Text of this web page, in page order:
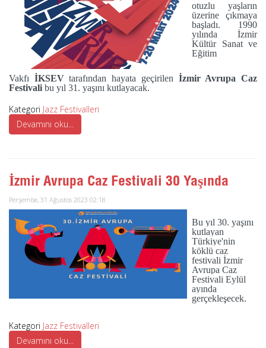
otuzlu yaşların
üzerine çıkmaya
başladı. 1990
yılında İzmir
Kültür Sanat ve
Eğitim
Vakfı İKSEVtarafından hayata geçirilen İzmir Avrupa Caz
Festivali bu yıl 31. yaşını kutlayacak.
Kategori Jazz Festivalleri
Devamını oku...
İzmir Avrupa Caz Festivali 30 Yaşında
Perşembe, 31 Ağustos 2023 02:18
Bu yıl 30. yaşını
kutlayan
Türkiye'nin
köklü caz
festivali İzmir
Avrupa Caz
Festivali Eylül
ayında
gerçekleşecek.
Kategori Jazz Festivalleri
Devamını oku...